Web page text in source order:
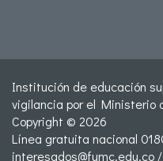
Institución de educación
vigilancia por el Ministerio
Copyright © 2026
Línea gratuita nacional
interesados@fumc.edu.co/